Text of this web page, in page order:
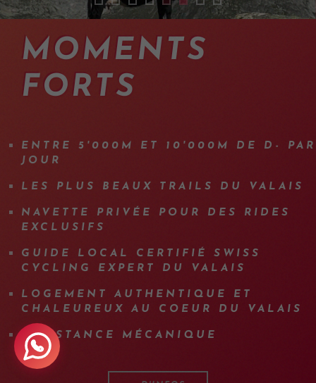
enduro-mountainbike-trip-swiss-alps
enduro-mtb-valais-crans-montana
sejour-vtt-valais-10
voyage-vtt-ebike-dansl-les-
sejour-vtt-suisse-enduro-01
guided-mountainbike-
sejour-vtt-haute-
2401-mtb-
MOMENTS
FORTS
ENTRE 5'000M ET 10'000M DE D- PAR
JOUR
LES PLUS BEAUX TRAILS DU VALAIS
NAVETTE PRIVÉE POUR DES RIDES
EXCLUSIFS
GUIDE LOCAL CERTIFIÉ SWISS
CYCLING EXPERT DU VALAIS
LOGEMENT AUTHENTIQUE ET
CHALEUREUX AU COEUR DU VALAIS
ASSISTANCE MÉCANIQUE